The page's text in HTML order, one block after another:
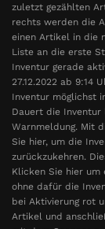
zuletzt gezählten
rechts werden die
einen Artikel in die
Liste an die erste
Inventur gerade
27.12.2022 ab 9:14
Inventur möglichst
Dauert die Inventur
Warnmeldung. Mit
Sie hier, um die
zurückzukehren.
Klicken Sie hier um
ohne dafür die
bei Aktivierung rot
Artikel und